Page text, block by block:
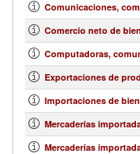
Comunicaciones,
Comercio neto de
Computadoras,
Exportaciones de
Importaciones de
Mercaderías
Mercaderías